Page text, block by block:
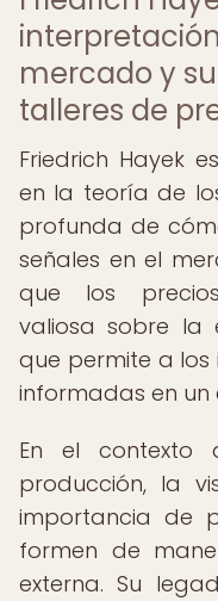
mercado y
talleres de
Friedrich Hayek
en la teoría de
profunda de
señales en el
que los
valiosa sobre la
que permite a los
informadas en un
En el contexto
producción, la
importancia de
formen de
externa. Su